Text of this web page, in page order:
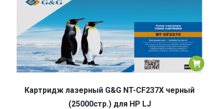
Картридж лазерный G&G NT-CF237X черный
(25000стр.) для HP LJ